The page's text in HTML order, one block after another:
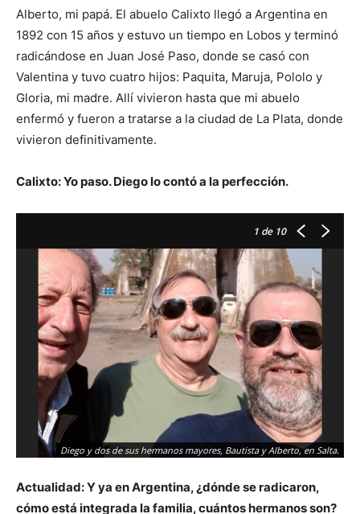
Alberto, mi papá. El abuelo Calixto llegó a Argentina en
1892 con 15 años y estuvo un tiempo en Lobos y terminó
radicándose en Juan José Paso, donde se casó con
Valentina y tuvo cuatro hijos: Paquita, Maruja, Pololo y
Gloria, mi madre. Allí vivieron hasta que mi abuelo
enfermó y fueron a tratarse a la ciudad de La Plata, donde
vivieron definitivamente.
Calixto: Yo paso. Diego lo contó a la perfección.
1 de 10
Diego y dos de sus hermanos mayores, Bautista y Alberto, en Salta.
Actualidad: Y ya en Argentina, ¿dónde se radicaron,
cómo está integrada la familia, cuántos hermanos son?